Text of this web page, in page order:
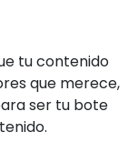
tu contenido
que merece,
ser tu bote